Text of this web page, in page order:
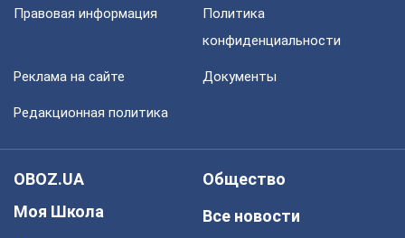
Правовая информация
Политика
конфиденциальности
Реклама на сайте Документы
Редакционная политика
OBOZ.UA
Моя Школа
Общество
Все новости